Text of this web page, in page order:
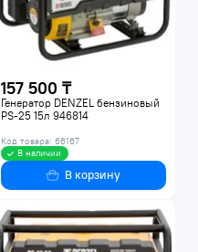
157 500 ₸
Генератор DENZEL бензиновый
PS-25 15л 946814
Код товара: 66167
В наличии
В корзину